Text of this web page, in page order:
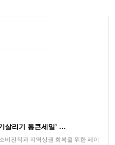
살리기 통큰세일’ …
비진작과 지역상권 회복을 위한 페이